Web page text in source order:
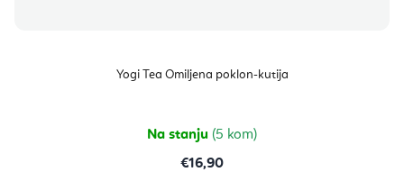
Yogi Tea Omiljena poklon-kutija
Na stanju (5 kom)
€16,90